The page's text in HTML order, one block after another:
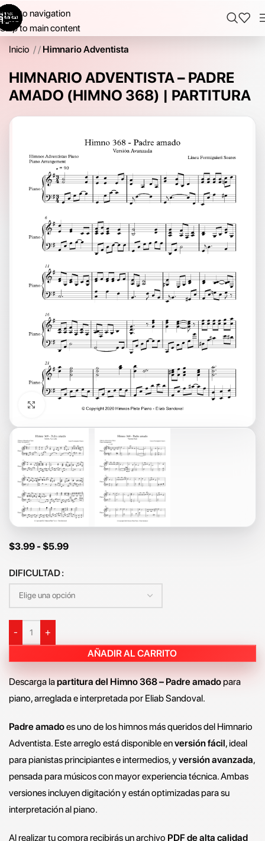
Skip to navigation
Skip to main content
Inicio / Himnario Adventista
HIMNARIO ADVENTISTA – PADRE
AMADO (HIMNO 368) | PARTITURA
Click to enlarge
$3.99 - $5.99
DIFICULTAD
-
+
AÑADIR AL CARRITO
Descarga lapartitura del Himno 368 – Padre amadopara
piano, arreglada e interpretada por Eliab Sandoval.
Padre amadoes uno de los himnos más queridos del Himnario
Adventista. Este arreglo está disponible enversión fácil, ideal
para pianistas principiantes e intermedios, yversión avanzada,
pensada para músicos con mayor experiencia técnica. Ambas
versiones incluyen digitación y están optimizadas para su
interpretación al piano.
Al realizar tu compra recibirás un archivo PDF de alta calidad